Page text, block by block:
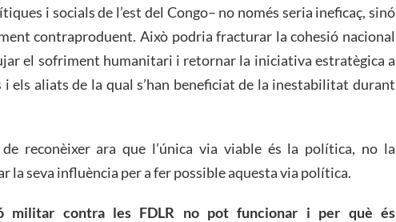
i socials de l’est del Congo– no només seria ineficaç, sinó
contraproduent. Això podria fracturar la cohesió nacional
el sofriment humanitari i retornar la iniciativa estratègica a
i els aliats de la qual s’han beneficiat de la inestabilitat durant
reconèixer ara que l’única via viable és la política, no la
la seva influència per a fer possible aquesta via política.
militar contra les FDLR no pot funcionar i per què és